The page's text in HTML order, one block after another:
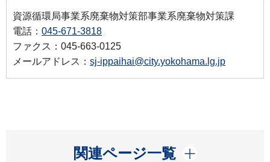
資源循環局事業系廃棄物対策部事業系廃棄物対策課
電話： 045-671-3818
ファクス：045-663-0125
メールアドレス： sj-ippaihai@city.yokohama.lg.jp
関連ページ一覧
開く